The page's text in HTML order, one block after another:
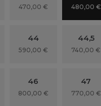
470,00 € 480,00 €
44
590,00 €
44,5
740,00 €
46
800,00 €
47
770,00 €